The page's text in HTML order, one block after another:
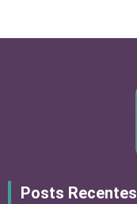
Posts Recentes